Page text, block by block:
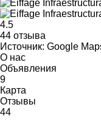
4.5
44 отзыва
Источник: Google
О нас
Объявления
9
Карта
Отзывы
44